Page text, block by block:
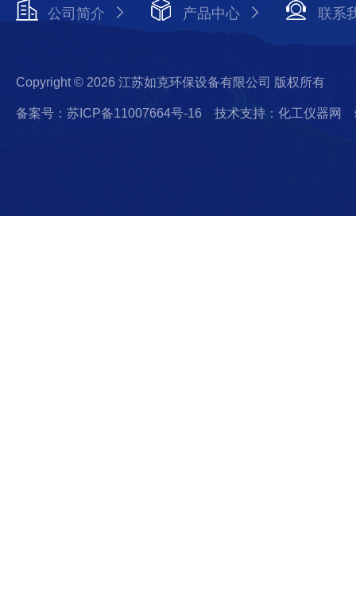
公司简介 产品中心 联系
Copyright © 2026 江苏如克环保设备有限公司 版权所有
备案号：苏ICP备11007664号-16 技术支持：化工仪器网